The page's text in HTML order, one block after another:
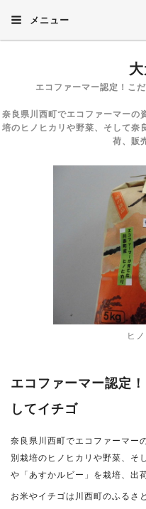
メニュー
エコファーマー認定！こ
奈良県川西町でエコファーマーの
培のヒノヒカリや野菜、そして奈
荷、販
ヒ
エコファーマー認定
してイチゴ
奈良県川西町でエコファーマー
別栽培のヒノヒカリや野菜、そ
や「あすかルビー」を栽培、出
お米やイチゴは川西町のふるさ